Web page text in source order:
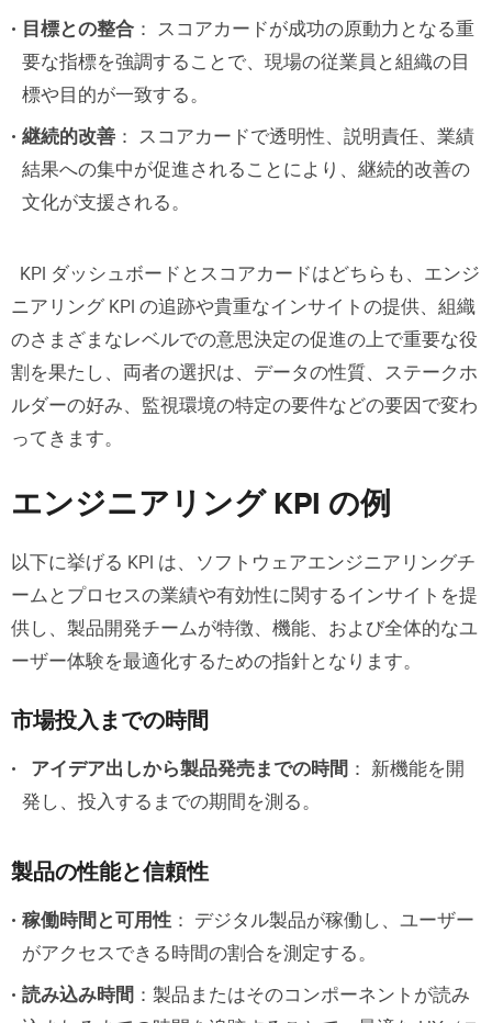
目標との整合 ： スコアカードが成功の原動力となる重
要な指標を強調することで、現場の従業員と組織の目
標や目的が一致する。
継続的改善 ： スコアカードで透明性、説明責任、業績
結果への集中が促進されることにより、継続的改善の
文化が支援される。
KPI ダッシュボードとスコアカードはどちらも、エンジ
ニアリング KPI の追跡や貴重なインサイトの提供、組織
のさまざまなレベルでの意思決定の促進の上で重要な役
割を果たし、両者の選択は、データの性質、ステークホ
ルダーの好み、監視環境の特定の要件などの要因で変わ
ってきます。
エンジニアリング KPI の例
以下に挙げる KPI は、ソフトウェアエンジニアリングチ
ームとプロセスの業績や有効性に関するインサイトを提
供し、製品開発チームが特徴、機能、および全体的なユ
ーザー体験を最適化するための指針となります。
市場投入までの時間
アイデア出しから製品発売までの時間 ： 新機能を開
発し、投入するまでの期間を測る。
製品の性能と信頼性
稼働時間と可用性 ： デジタル製品が稼働し、ユーザー
がアクセスできる時間の割合を測定する。
読み込み時間 ：製品またはそのコンポーネントが読み